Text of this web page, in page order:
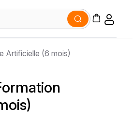
Artificielle (6 mois)